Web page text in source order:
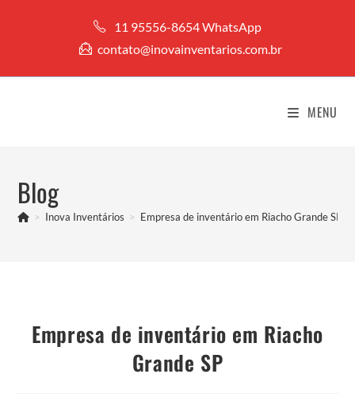
11 95556-8654 WhatsApp
contato@inovainventarios.com.br
MENU
Blog
> Inova Inventários > Empresa de inventário em Riacho Grande SP
Empresa de inventário em Riacho
Grande SP